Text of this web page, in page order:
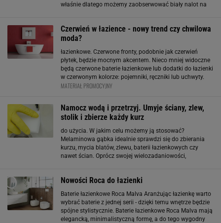
właśnie dlatego możemy zaobserwować biały nalot na
Czerwień w łazience - nowy trend czy chwilowa
moda?
łazienkowe. Czerwone fronty, podobnie jak czerwień
płytek, będzie mocnym akcentem. Nieco mniej widoczne
będą czerwone baterie łazienkowe lub dodatki do łazienki
w czerwonym kolorze: pojemniki, ręczniki lub uchwyty.
Kolorowe baterie na tle bieli ceramiki i jasnych ścian i
MATERIAŁ PROMOCYJNY
Namocz wodą i przetrzyj. Umyje ściany, zlew,
stolik i zbierze każdy kurz
do użycia. W jakim celu możemy ją stosować?
Melaminowa gąbka idealnie sprawdzi się do zbierania
kurzu, mycia blatów, zlewu, baterii łazienkowych czy
nawet ścian. Oprócz swojej wielozadaniowości,
Nowości Roca do łazienki
Baterie łazienkowe Roca Malva Aranżując łazienkę warto
wybrać baterie z jednej serii - dzięki temu wnętrze będzie
spójne stylistycznie. Baterie łazienkowe Roca Malva mają
elegancką, minimalistyczną formę, a do tego wygodny